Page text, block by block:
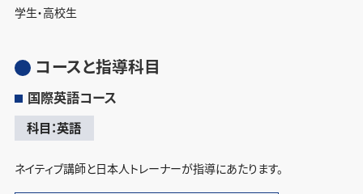
学生・高校生
コースと指導科目
国際英語コース
科目：英語
ネイティブ講師と日本人トレーナーが指導にあたります。